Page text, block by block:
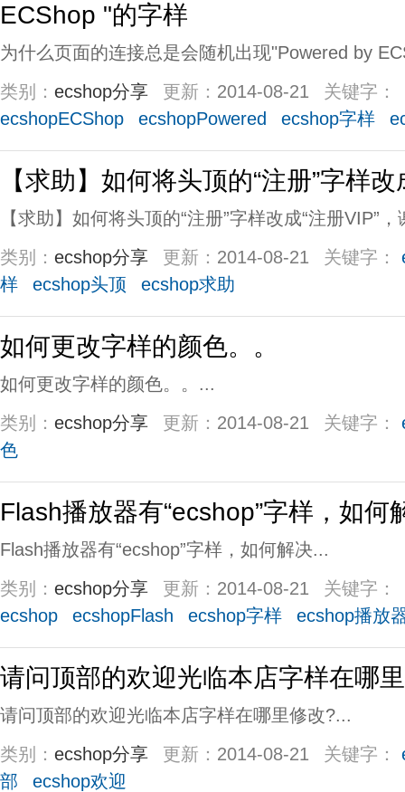
ECShop "的字样
为什么页面的连接总是会随机出现"Powered by
类别： ecshop分享 更新： 2014-08-21
关键字：
ecshopECShop
ecshopPowered ecshop字样
【求助】如何将头顶的“注册”字样
【求助】如何将头顶的“注册”字样改成“注册VIP”
类别： ecshop分享 更新： 2014-08-21 关键字：
样
ecshop头顶 ecshop求助
如何更改字样的颜色。。
如何更改字样的颜色。。...
类别： ecshop分享 更新： 2014-08-21 关键字：
色
Flash播放器有“ecshop”字样，如何
Flash播放器有“ecshop”字样，如何解决...
类别： ecshop分享 更新： 2014-08-21
关键字：
ecshop
ecshopFlash ecshop字样 ecshop播放
请问顶部的欢迎光临本店字样在哪
请问顶部的欢迎光临本店字样在哪里修改?...
类别： ecshop分享 更新： 2014-08-21 关键字：
部
ecshop欢迎